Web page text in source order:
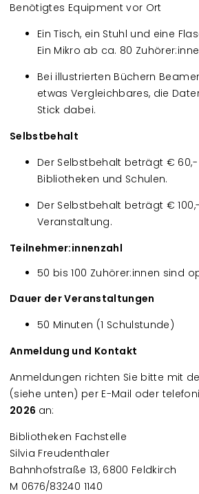
Benötigtes Equipment vor Ort
Ein Tisch, ein Stuhl und eine
Ein Mikro ab ca. 80
Bei illustrierten Büchern
etwas Vergleichbares, die
Stick dabei.
Selbstbehalt
Der Selbstbehalt beträgt € 60,-
Bibliotheken und Schulen.
Der Selbstbehalt beträgt €
Veranstaltung.
Teilnehmer:innenzahl
50 bis 100 Zuhörer:innen sind
Dauer der Veranstaltungen
50 Minuten (1 Schulstunde)
Anmeldung und Kontakt
Anmeldungen richten Sie bitte mit
(siehe unten) per E-Mail oder
2026 an:
Bibliotheken Fachstelle
Silvia Freudenthaler
Bahnhofstraße 13, 6800 Feldkirch
M 0676/83240 1140